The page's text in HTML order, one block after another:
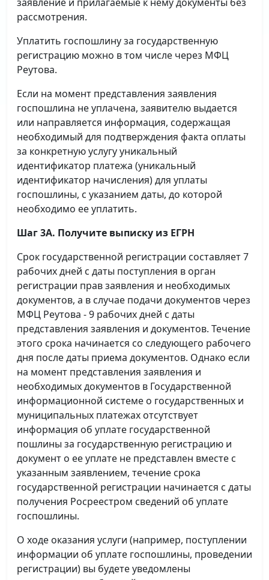
рассмотрения.
Уплатить госпошлину за государственную
регистрацию можно в том числе через МФЦ
Реутова.
Если на момент представления заявления
госпошлина не уплачена, заявителю выдается
или направляется информация, содержащая
необходимый для подтверждения факта оплаты
за конкретную услугу уникальный
идентификатор платежа (уникальный
идентификатор начисления) для уплаты
госпошлины, с указанием даты, до которой
необходимо ее уплатить.
Шаг 3А. Получите выписку из ЕГРН
Срок государственной регистрации составляет 7
рабочих дней с даты поступления в орган
регистрации прав заявления и необходимых
документов, а в случае подачи документов через
МФЦ Реутова - 9 рабочих дней с даты
представления заявления и документов. Течение
этого срока начинается со следующего рабочего
дня после даты приема документов. Однако если
на момент представления заявления и
необходимых документов в Государственной
информационной системе о государственных и
муниципальных платежах отсутствует
информация об уплате государственной
пошлины за государственную регистрацию и
документ о ее уплате не представлен вместе с
указанным заявлением, течение срока
государственной регистрации начинается с даты
получения Росреестром сведений об уплате
госпошлины.
О ходе оказания услуги (например, поступлении
информации об уплате госпошлины, проведении
регистрации) вы будете уведомлены